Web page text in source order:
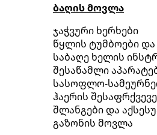
ბაღის მოვლა
ჯაჭვური ხერხები
წყლის ტუმბოები და
საბაღე ხელის
შესაწამლი
სასოფლო-
ჰაერის
შლანგები და
გაზონის მოვლა